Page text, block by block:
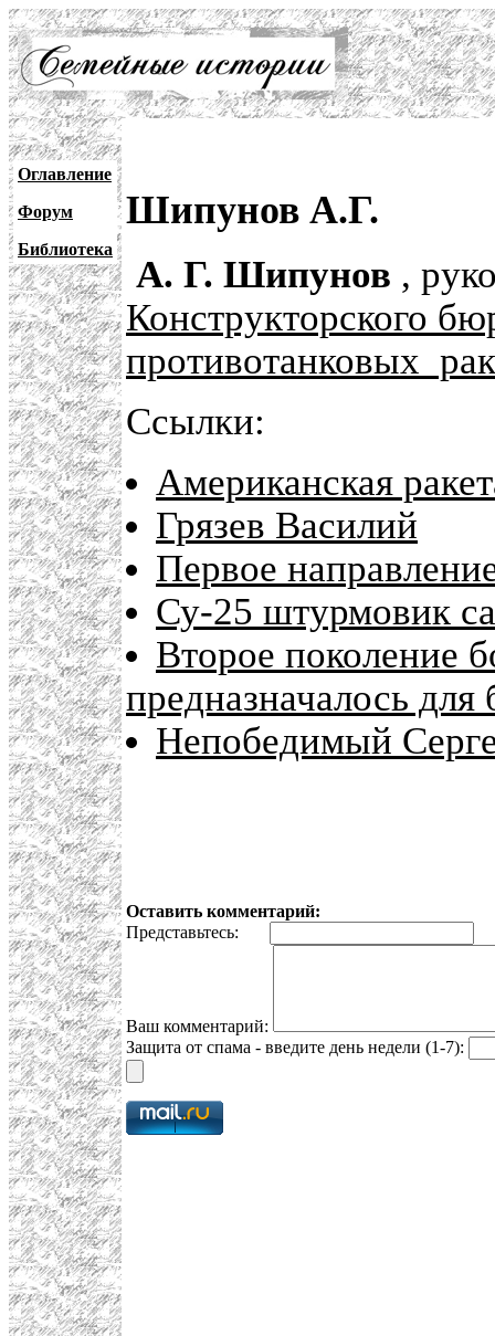
Оглавление
Форум
Библиотека
Шипунов А.Г.
А. Г. Шипунов ,
Конструкторского
противотанковых
Ссылки:
Американская
Грязев Василий
Первое
Су-25 штурмовик
Второе поколение
предназначалось
Непобедимый
Оставить комментарий:
Представьтесь:
Ваш комментарий:
Защита от спама - введите день недели (1-7):